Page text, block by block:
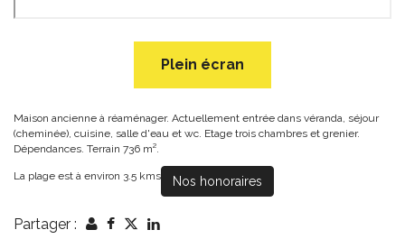
Plein écran
Maison ancienne à réaménager. Actuellement entrée dans véranda, séjour
(cheminée), cuisine, salle d'eau et wc. Etage trois chambres et grenier.
Dépendances. Terrain 736 m².
La plage est à environ 3.5 kms Nos honoraires
Partager :